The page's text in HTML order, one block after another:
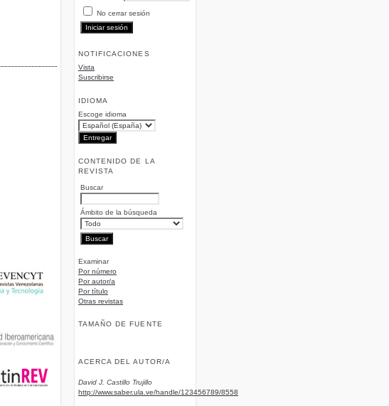
No cerrar sesión
NOTIFICACIONES
Vista
Suscribirse
IDIOMA
Escoge idioma
CONTENIDO DE LA
REVISTA
Buscar
Ámbito de la búsqueda
Examinar
Por número
Por autor/a
Por título
Otras revistas
TAMAÑO DE FUENTE
ACERCA DEL AUTOR/A
David J. Castillo Trujillo
http://www.saber.ula.ve/handle/123456789/8558